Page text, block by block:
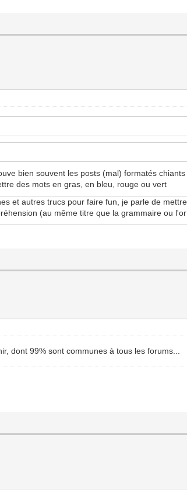
bien souvent les posts (mal) formatés
des mots en gras, en bleu, rouge ou vert
et autres trucs pour faire fun, je parle de
(au même titre que la grammaire ou
dont 99% sont communes à tous les forums...